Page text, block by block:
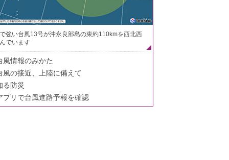
強い台風13号が沖永良部島の東約110kmを西北西
でいます
風情報のみかた
風の接近、上陸に備えて
る防災
プリで台風進路予報を確認